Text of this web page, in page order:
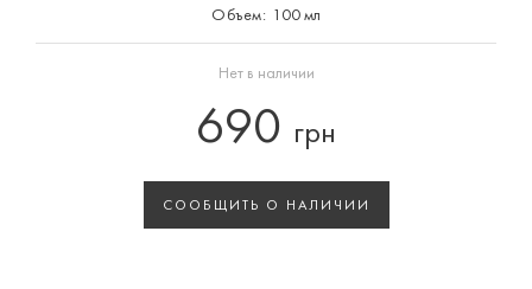
Объем:
100 мл
Нет в наличии
690 грн
СООБЩИТЬ О НАЛИЧИИ